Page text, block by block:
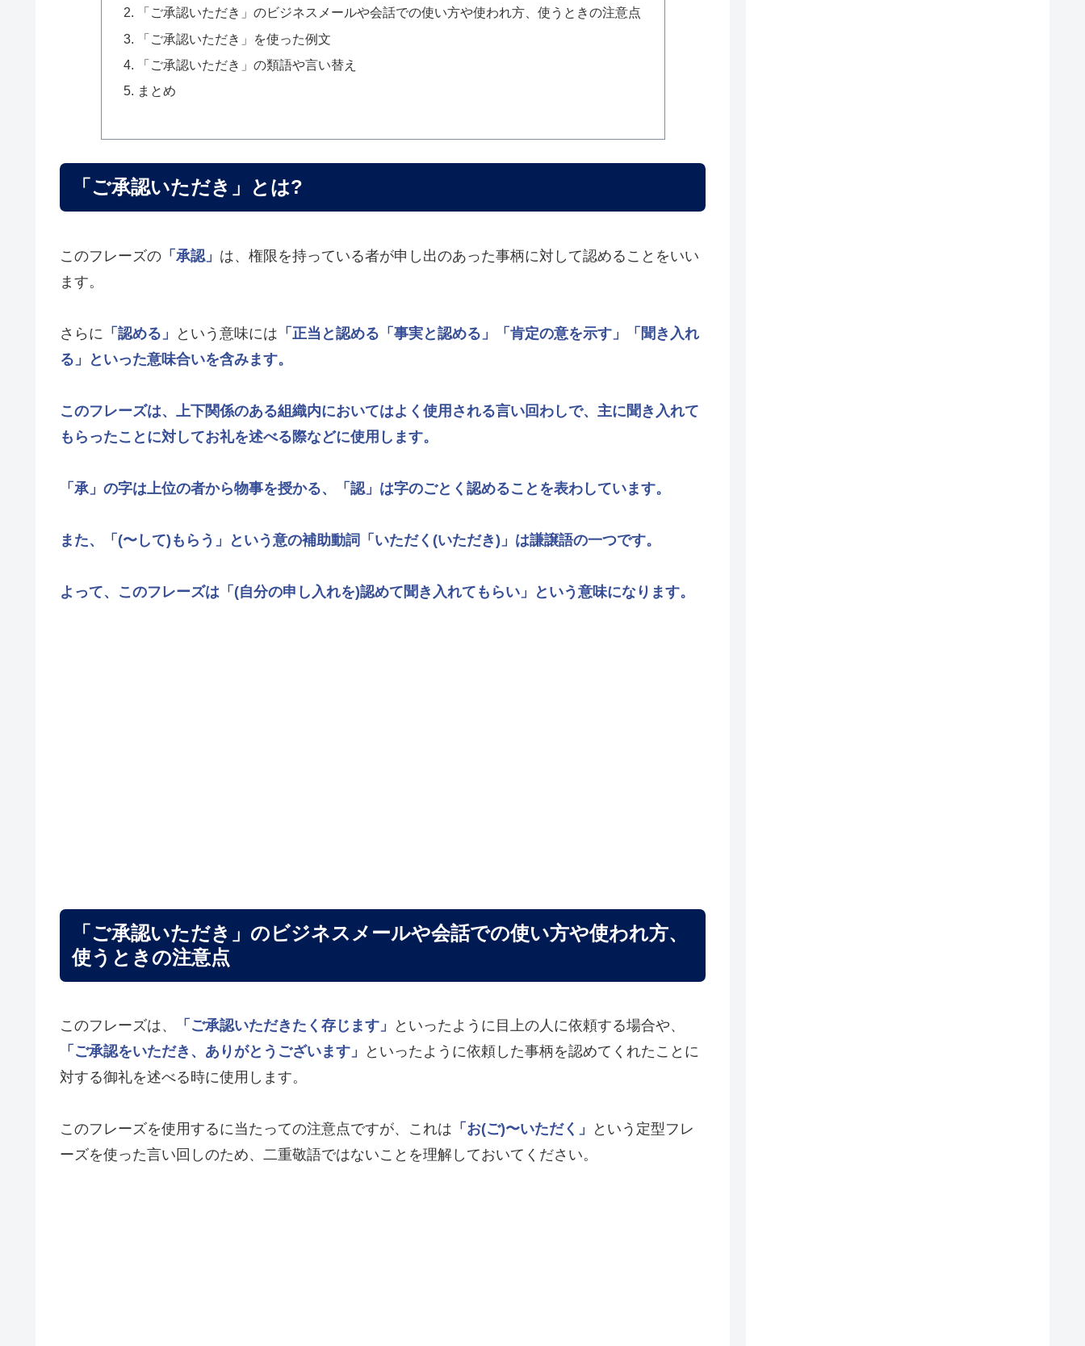
「ご承認いただき」のビジネスメールや会話での使い方や使われ方、使うときの注意点
「ご承認いただき」を使った例文
「ご承認いただき」の類語や言い替え
まとめ
「ご承認いただき」とは?
このフレーズの 「承認」 は、権限を持っている者が申し出のあった事柄に対して認めることをいい
ます。
さらに 「認める」 という意味には 「正当と認める 「事実と認める」 「肯定の意を示す」
「聞き入れ
る」
といった意味合いを含みます。
このフレーズは、上下関係のある組織内においてはよく使用される言い回わしで、主に聞き入れて
もらったことに対してお礼を述べる際などに使用します。
「承」 の字は上位の者から物事を授かる、 「認」 は字のごとく認めることを表わしています。
また、 「(〜して)もらう」 という意の補助動詞 「いただく(いただき)」 は謙譲語の一つです。
よって、このフレーズは 「(自分の申し入れを)認めて聞き入れてもらい」 という意味になります。
「ご承認いただき」のビジネスメールや会話での使い方や使われ方、
使うときの注意点
このフレーズは、 「ご承認いただきたく存じます」
といったように目上の人に依頼する場合や、
「ご承認をいただき、ありがとうございます」
といったように依頼した事柄を認めてくれたことに
対する御礼を述べる時に使用します。
このフレーズを使用するに当たっての注意点ですが、これは 「お(ご)〜いただく」
という定型フレ
ーズを使った言い回しのため、二重敬語ではないことを理解しておいてください。